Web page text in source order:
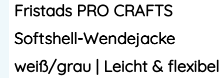
Fristads PRO CRAFTS
Softshell-Wendejacke
weiß/grau | Leicht & flexibel